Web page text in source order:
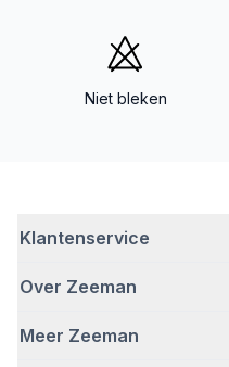
Niet bleken
Klantenservice
Veelgestelde vragen
Bezorgen
Over Zeeman
Wie wij zijn
Meer Zeeman